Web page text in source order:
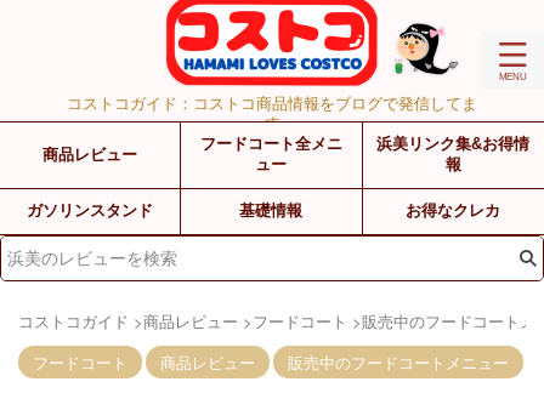
コストコガイド：コストコ商品情報をブログで発信してま
す
商品レビュー
フードコート全メニ
ュー
浜美リンク集&お得情
報
ガソリンスタンド 基礎情報 お得なクレカ
コストコガイド >商品レビュー >フードコート >販売中のフードコートメ
フードコート
商品レビュー 販売中のフードコートメニュー